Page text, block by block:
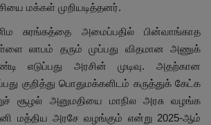
மக்கள் முறியடித்தனர்.
சுரங்கத்தை அமைப்பதில் பின்வாங்காத
லாபம் தரும் முப்பது விதமான அணுக்
எடுப்பது அரசின் முடிவு. அதற்கான
குறித்து பொதுமக்களிடம் கருத்துக் கேட்க
சூழல் அனுமதியை மாநில அரசு வழங்க
மத்திய அரசே வழங்கும் என்று 2025-ஆம்